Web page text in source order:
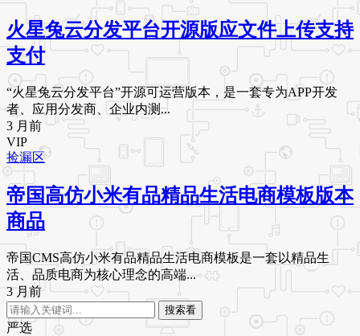
火星兔云分发平台开源版应文件上传支持
支付
“火星兔云分发平台”开源可运营版本，是一套专为APP开发
者、应用分发商、企业内测...
3 月前
VIP
捡漏区
帝国高仿小米有品精品生活电商模板版本
商品
帝国CMS高仿小米有品精品生活电商模板是一套以精品生
活、品质电商为核心理念的高端...
3 月前
搜索看
严选